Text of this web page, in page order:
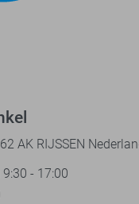
AK RIJSSEN
- 17:00